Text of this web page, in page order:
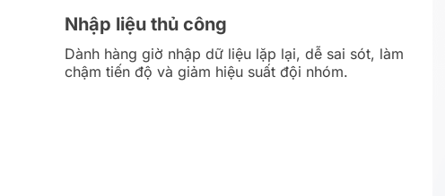
Nhập liệu thủ công
Dành hàng giờ nhập dữ liệu lặp lại, dễ sai sót, làm
chậm tiến độ và giảm hiệu suất đội nhóm.